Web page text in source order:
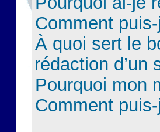
Comment
À quoi sert le
rédaction d’un
Pourquoi mon
Comment